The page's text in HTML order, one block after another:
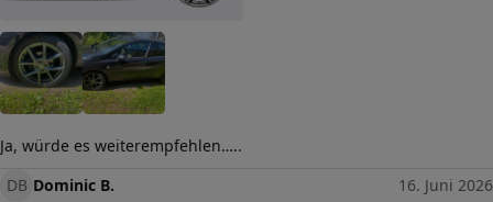
Ja, würde es weiterempfehlen…..
DB Dominic B.
16. Juni 2026